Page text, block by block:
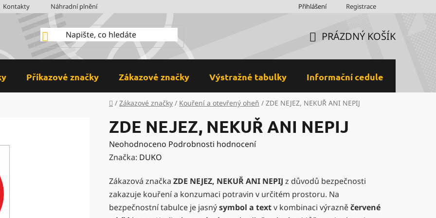
Kontakty Náhradní plnění Ochrana osobních údajů a GDPR
Přihlášení Registrace
KOŠÍK
PRÁZDNÝ KOŠÍK
Příkazové značky Zákazové značky Výstražné tabulky Informační cedule
Domů
/ Zákazové značky / Kouření a otevřený oheň / ZDE NEJEZ, NEKUŘ ANI NEPIJ
ZDE NEJEZ, NEKUŘ ANI NEPIJ
Průměrné
hodnocení
je
0,0
z
Neohodnoceno Podrobnosti hodnocení
Značka: DUKO
Zákazová značka ZDE NEJEZ, NEKUŘ ANI NEPIJ z důvodů bezpečnosti
zakazuje kouření a konzumaci potravin v určitém prostoru. Na
bezpečnostní tabulce je jasnýsymbol a textv kombinaci výrazněčervené